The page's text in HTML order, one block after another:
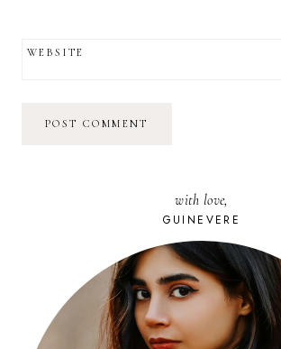
WEBSITE
with love,
GUINEVERE